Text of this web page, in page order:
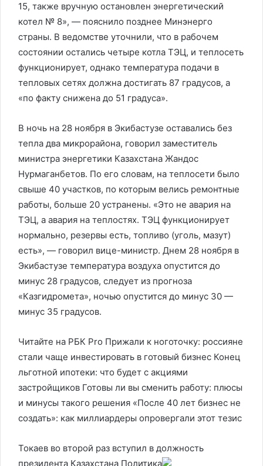
15, также вручную остановлен энергетический
котел № 8», — пояснило позднее Минэнерго
страны. В ведомстве уточнили, что в рабочем
состоянии остались четыре котла ТЭЦ, и теплосеть
функционирует, однако температура подачи в
тепловых сетях должна достигать 87 градусов, а
«по факту снижена до 51 градуса».
В ночь на 28 ноября в Экибастузе оставались без
тепла два микрорайона, говорил заместитель
министра энергетики Казахстана Жандос
Нурмаганбетов. По его словам, на теплосети было
свыше 40 участков, по которым велись ремонтные
работы, больше 20 устранены. «Это не авария на
ТЭЦ, а авария на теплостях. ТЭЦ функционирует
нормально, резервы есть, топливо (уголь, мазут)
есть», — говорил вице-министр. Днем 28 ноября в
Экибастузе температура воздуха опустится до
минус 28 градусов, следует из прогноза
«Казгидромета», ночью опустится до минус 30 —
минус 35 градусов.
Читайте на РБК Pro Прижали к ноготочку: россияне
стали чаще инвестировать в готовый бизнес Конец
льготной ипотеки: что будет с акциями
застройщиков Готовы ли вы сменить работу: плюсы
и минусы такого решения «После 40 лет бизнес не
создать»: как миллиардеры опровергали этот тезис
Токаев во второй раз вступил в должность
президента Казахстана Политика